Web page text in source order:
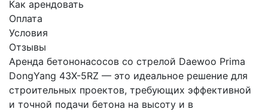
Как арендовать
Оплата
Условия
Отзывы
Аренда бетононасосов со стрелой Daewoo Prima
DongYang 43X-5RZ — это идеальное решение для
строительных проектов, требующих эффективной
и точной подачи бетона на высоту и в